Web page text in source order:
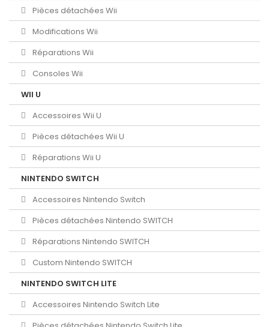
Pièces détachées Wii
Modifications Wii
Réparations Wii
Consoles Wii
WII U
Accessoires Wii U
Pièces détachées Wii U
Réparations Wii U
NINTENDO SWITCH
Accessoires Nintendo Switch
Pièces détachées Nintendo SWITCH
Réparations Nintendo SWITCH
Custom Nintendo SWITCH
NINTENDO SWITCH LITE
Accessoires Nintendo Switch Lite